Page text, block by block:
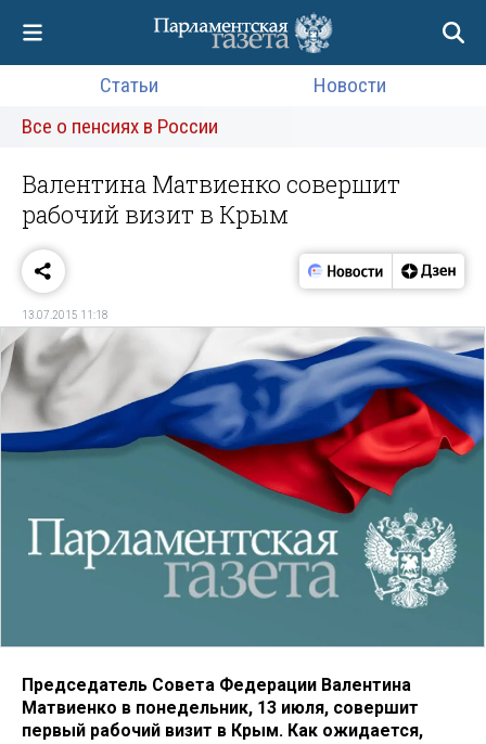
Статьи
Новости
Все о пенсиях в России
Валентина Матвиенко совершит
рабочий визит в Крым
13.07.2015 11:18
Председатель Совета Федерации Валентина
Матвиенко в понедельник, 13 июля, совершит
первый рабочий визит в Крым. Как ожидается,